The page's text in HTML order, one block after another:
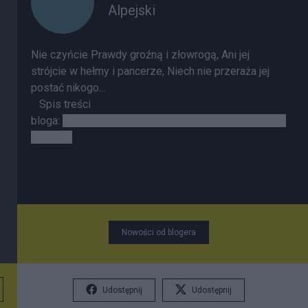
Alpejski
Nie czyńcie Prawdy groźną i złowrogą, Ani jej
strójcie w hełmy i pancerze, Niech nie przeraża jej
postać nikogo...
Spis treści
bloga:
Nowości od blogera
Udostępnij Udostępnij